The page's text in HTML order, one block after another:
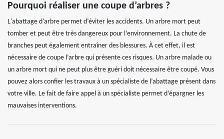
Pourquoi réaliser une coupe d’arbres ?
L'abattage d'arbre permet d’éviter les accidents. Un arbre mort peut
tomber et peut être très dangereux pour l’environnement. La chute de
branches peut également entraîner des blessures. À cet effet, il est
nécessaire de coupe l’arbre qui présente ces risques. Un arbre malade ou
un arbre mort qui ne peut plus être guéri doit nécessaire être coupé. Vous
pouvez alors confier les travaux à un spécialiste de l’abattage présent dans
votre ville. Le fait de faire appel à un spécialiste permet d’épargner les
mauvaises interventions.